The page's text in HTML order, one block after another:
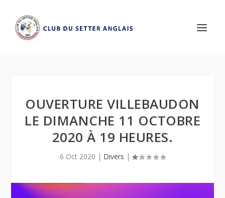
OUVERTURE VILLEBAUDON
LE DIMANCHE 11 OCTOBRE
2020 À 19 HEURES.
6 Oct 2020 | Divers |